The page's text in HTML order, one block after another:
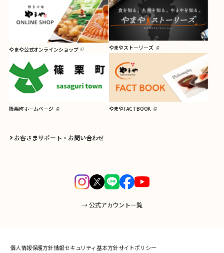
お客さまサポート・お問い合わせ
→ 公式アカウント一覧
やまや公式オンラインショップ やまやストーリーズ
篠栗町ホームページ やまやFACTBOOK
個人情報保護方針情報セキュリティ基本方針サイトポリシー